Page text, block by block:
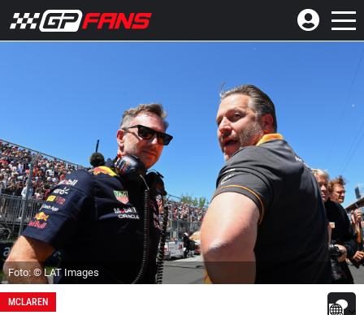
Foto: © LAT Images
MCLAREN